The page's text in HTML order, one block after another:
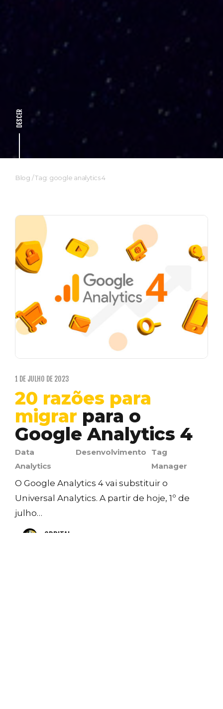
DESCER
Blog /Tag: google analytics 4
1 DE JULHO DE 2023
20 razões para
migrar para o
Google Analytics 4
Data
Analytics
Desenvolvimento
Tag
Manager
O Google Analytics 4 vai substituir o
Universal Analytics. A partir de hoje, 1º de
julho…
ORBITAL